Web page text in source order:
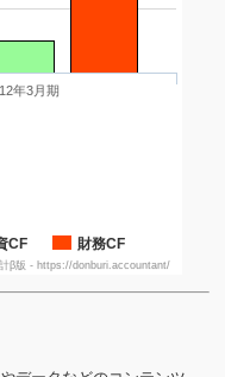
CF 財務CF
年3月期
β版 - https://donburi.accountant/